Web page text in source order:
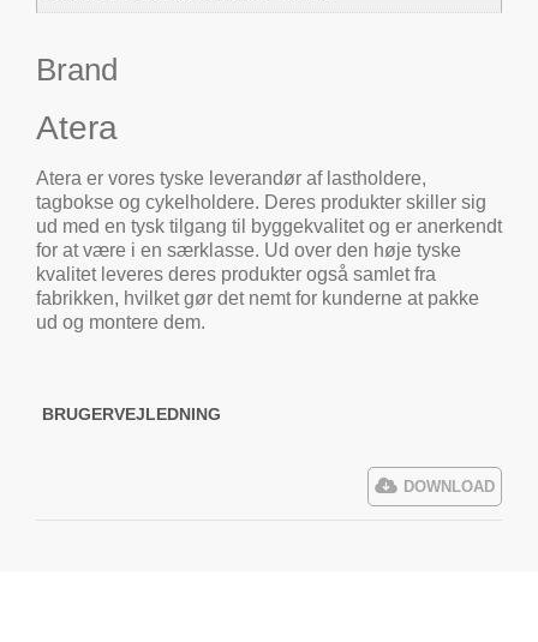
Brand
Atera
Atera er vores tyske leverandør af lastholdere,
tagbokse og cykelholdere. Deres produkter skiller sig
ud med en tysk tilgang til byggekvalitet og er anerkendt
for at være i en særklasse. Ud over den høje tyske
kvalitet leveres deres produkter også samlet fra
fabrikken, hvilket gør det nemt for kunderne at pakke
ud og montere dem.
BRUGERVEJLEDNING
DOWNLOAD